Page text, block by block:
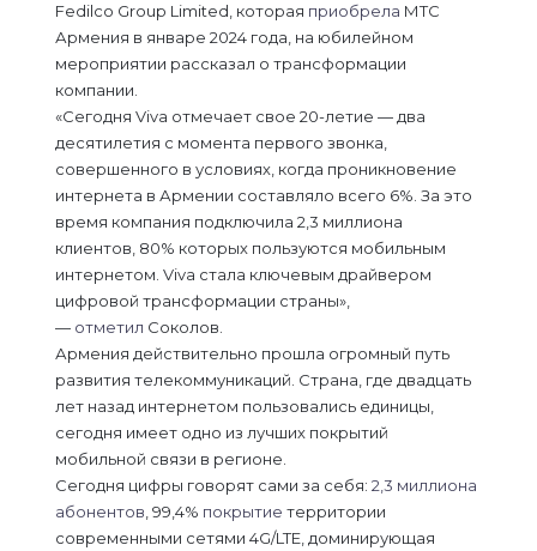
Fedilco Group Limited, которая приобрела МТС
Армения в январе 2024 года, на юбилейном
мероприятии рассказал о трансформации
компании.
«Сегодня Viva отмечает свое 20-летие — два
десятилетия с момента первого звонка,
совершенного в условиях, когда проникновение
интернета в Армении составляло всего 6%. За это
время компания подключила 2,3 миллиона
клиентов, 80% которых пользуются мобильным
интернетом. Viva стала ключевым драйвером
цифровой трансформации страны»,
— отметил Соколов.
Армения действительно прошла огромный путь
развития телекоммуникаций. Страна, где двадцать
лет назад интернетом пользовались единицы,
сегодня имеет одно из лучших покрытий
мобильной связи в регионе.
Сегодня цифры говорят сами за себя: 2,3 миллиона
абонентов , 99,4% покрытие территории
современными сетями 4G/LTE, доминирующая